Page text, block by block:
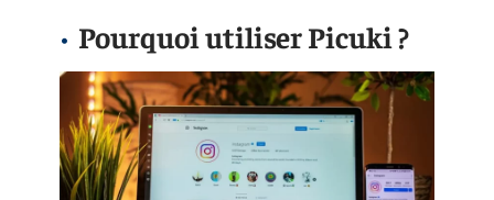
Pourquoi utiliser Picuki ?